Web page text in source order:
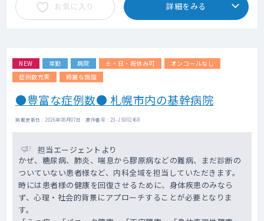
【設備】
電子カルテ：あり
お気に入り 詳細をみる
NEW 常勤 病院 土・日・祝休み可
オンコールなし
症例数充実
綺麗な施設
●豊富な症例数● 札幌市内の基幹病院
掲載更新日 : 2026年08月07日 案件番号 : 23-JS002468
担当エージェントより
かぜ、糖尿病、肺炎、喘息から膠原病などの難病、まだ診断の
ついていない患者様など、内科全域を担当していただきます。
時には患者様の健康を回復させるために、身体疾患のみなら
ず、心理・社会的背景にアプローチすることが必要となりま
す。